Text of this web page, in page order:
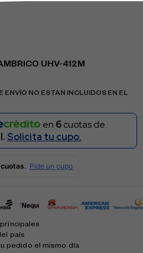
UHV-412M
ENVÍO NO ESTAN INCLUIDOS EN EL
en 6cuotas de
Solicita tu cupo.
país
pedido el mismo día